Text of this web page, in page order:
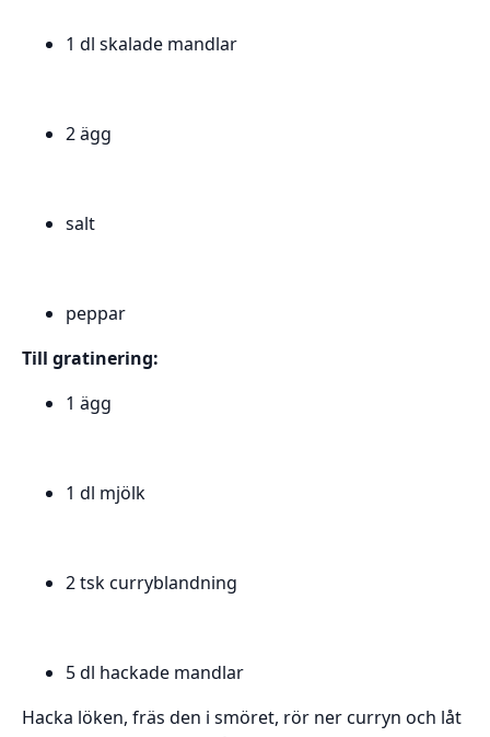
1 dl skalade mandlar
2 ägg
salt
peppar
Till gratinering:
1 ägg
1 dl mjölk
2 tsk curryblandning
5 dl hackade mandlar
Hacka löken, fräs den i smöret, rör ner curryn och låt